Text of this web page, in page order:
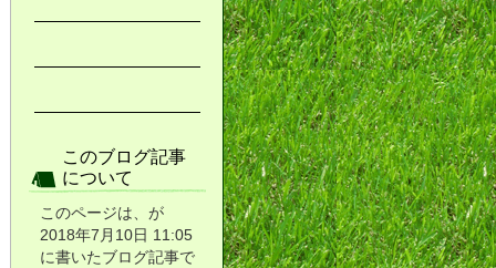
このブログ記事
について
このページは、が
2018年7月10日 11:05
に書いたブログ記事で